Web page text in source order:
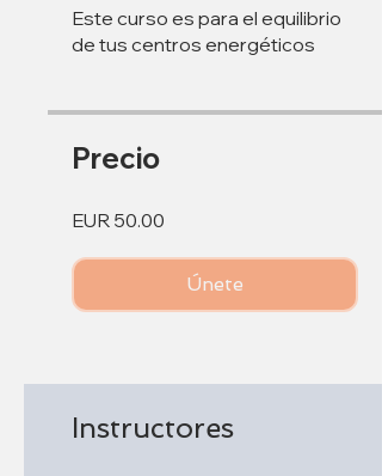
Este curso es para el equilibrio
de tus centros energéticos
Precio
EUR 50.00
Únete
Instructores